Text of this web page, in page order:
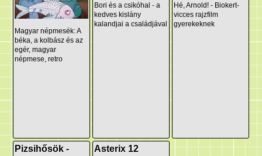
Magyar népmesék: A
béka, a kolbász és az
egér, magyar
népmese, retro
Bori és a csikóhal - a
kedves kislány
kalandjai a családjával
Hé, Arnold! - Biokert-
vicces rajzfilm
gyerekeknek
Pizsihősök -
Asterix 12